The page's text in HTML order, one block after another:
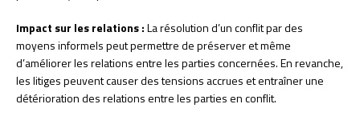
Impact sur les relations :La résolution d’un conflit par des
moyens informels peut permettre de préserver et même
d’améliorer les relations entre les parties concernées. En revanche,
les litiges peuvent causer des tensions accrues et entraîner une
détérioration des relations entre les parties en conflit.